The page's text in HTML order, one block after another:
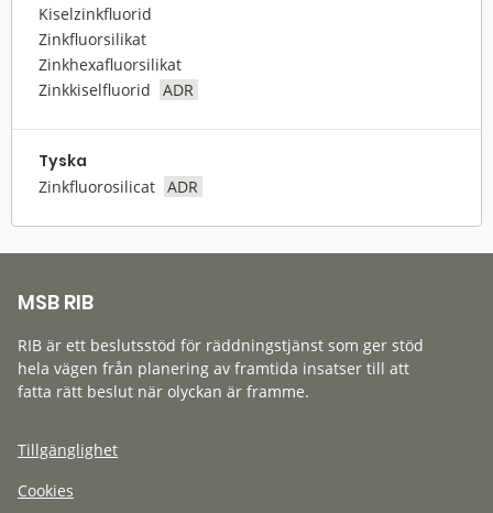
Kiselzinkfluorid
Zinkfluorsilikat
Zinkhexafluorsilikat
Zinkkiselfluorid
ADR
Tyska
Zinkfluorosilicat ADR
MSB RIB
RIB är ett beslutsstöd för räddningstjänst som ger stöd
hela vägen från planering av framtida insatser till att
fatta rätt beslut när olyckan är framme.
Tillgänglighet
Cookies